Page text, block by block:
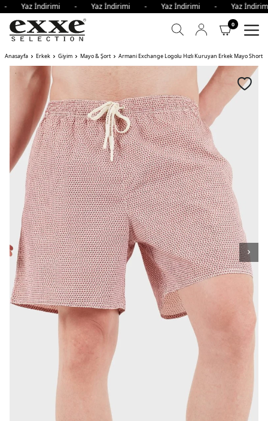
Yaz İndirimi - Yaz İndirimi - Yaz İndirimi - Yaz
0
Anasayfa Erkek Giyim Mayo & Şort Armani Exchange Logolu Hızlı Kuruyan Erkek Mayo Short